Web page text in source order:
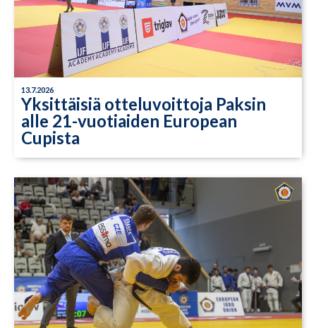
13.7.2026
Yksittäisiä otteluvoittoja Paksin
alle 21-vuotiaiden European
Cupista